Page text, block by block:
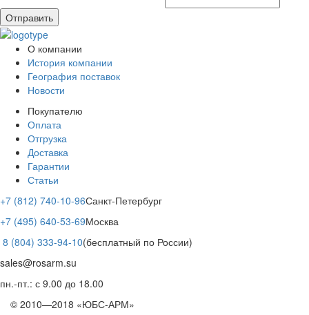
Отправить
О компании
История компании
География поставок
Новости
Покупателю
Оплата
Отгрузка
Доставка
Гарантии
Статьи
+7 (812) 740-10-96Санкт-Петербург
+7 (495) 640-53-69Москва
8 (804) 333-94-10(бесплатный по России)
sales@rosarm.su
пн.-пт.: с 9.00 до 18.00
© 2010—2018 «ЮБС-АРМ»